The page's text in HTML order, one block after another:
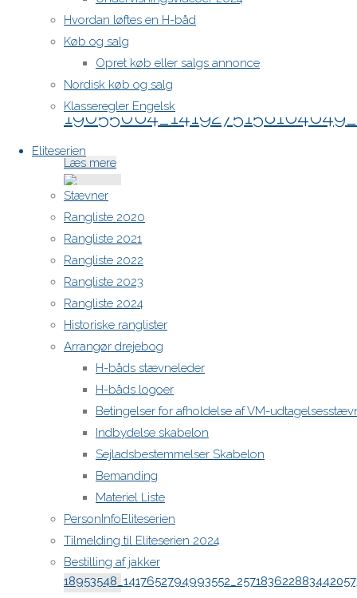
Hvordan løftes en H-båd
Køb og salg
Opret køb eller salgs annonce
Nordisk køb og salg
Klasseregler Engelsk
Eliteserien
Stævner
Rangliste 2020
Rangliste 2021
Rangliste 2022
Rangliste 2023
Rangliste 2024
Historiske ranglister
Arrangør drejebog
H-båds stævneleder
H-båds logoer
Betingelser for afholdelse af VM-
Indbydelse skabelon
Sejladsbestemmelser Skabelon
Bemanding
Materiel Liste
PersonInfoEliteserien
Tilmelding til Eliteserien 2024
Bestilling af jakker
Læs mere
Læs mere
Læs mere
Læs mere
Læs mere